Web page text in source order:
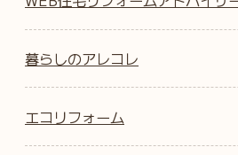
暮らしのアレコレ
エコリフォーム